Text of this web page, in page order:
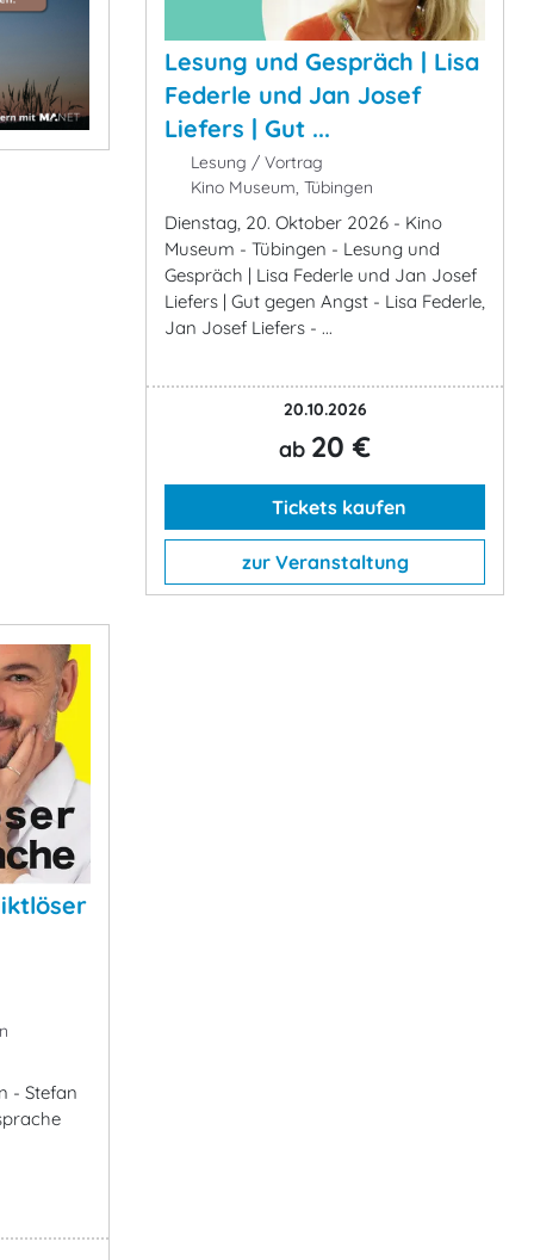
Lesung und Gespräch | Lisa
Federle und Jan Josef
Liefers | Gut ...
Lesung / Vortrag
Kino Museum, Tübingen
Dienstag, 20. Oktober 2026 - Kino
Museum - Tübingen - Lesung und
Gespräch | Lisa Federle und Jan Josef
Liefers | Gut gegen Angst - Lisa Federle,
Jan Josef Liefers - ...
20.10.2026
ab 20 €
Tickets kaufen
zur Veranstaltung
- Stefan